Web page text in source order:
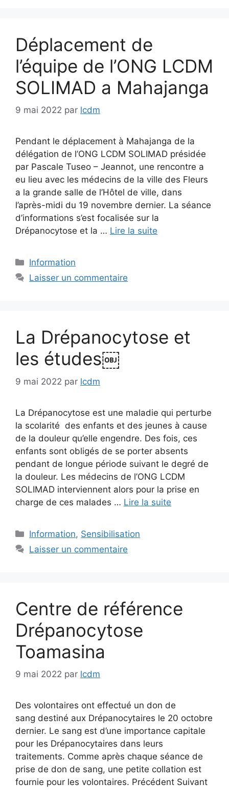
Déplacement de
l’équipe de l’ONG LCDM
SOLIMAD a Mahajanga
9 mai 2022 par lcdm
Pendant le déplacement à Mahajanga de la
délégation de l’ONG LCDM SOLIMAD présidée
par Pascale Tuseo – Jeannot, une rencontre a
eu lieu avec les médecins de la ville des Fleurs
a la grande salle de l’Hôtel de ville, dans
l’après-midi du 19 novembre dernier. La séance
d’informations s’est focalisée sur la
Drépanocytose et la … Lire la suite
Catégories
Information
Laisser un commentaire
La Drépanocytose et
les études￼
9 mai 2022 par lcdm
La Drépanocytose est une maladie qui perturbe
la scolarité des enfants et des jeunes à cause
de la douleur qu’elle engendre. Des fois, ces
enfants sont obligés de se porter absents
pendant de longue période suivant le degré de
la douleur. Les médecins de l’ONG LCDM
SOLIMAD interviennent alors pour la prise en
charge de ces malades … Lire la suite
Catégories
Information, Sensibilisation
Laisser un commentaire
Centre de référence
Drépanocytose
Toamasina
9 mai 2022 par lcdm
Des volontaires ont effectué un don de
sang destiné aux Drépanocytaires le 20 octobre
dernier. Le sang est d’une importance capitale
pour les Drépanocytaires dans leurs
traitements. Comme après chaque séance de
prise de don de sang, une petite collation est
fournie pour les volontaires. Précédent Suivant